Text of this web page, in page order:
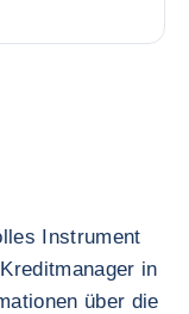
Instrument
in
über die